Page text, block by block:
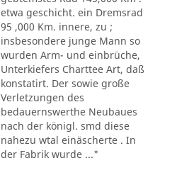
etwa geschicht. ein Dremsrad
95 ,000 Km. innere, zu ;
insbesondere junge Mann so
wurden Arm- und einbrüche,
Unterkiefers Charttee Art, daß
konstatirt. Der sowie große
Verletzungen des
bedauernswerthe Neubaues
nach der königl. smd diese
nahezu wtal einäscherte . In
der Fabrik wurde ..."